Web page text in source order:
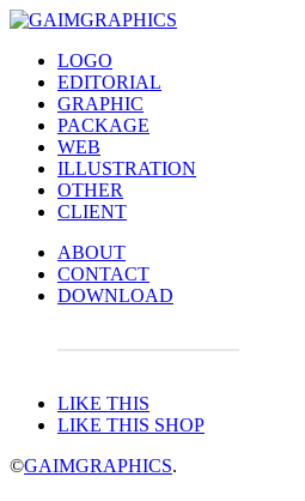
LOGO
EDITORIAL
GRAPHIC
PACKAGE
WEB
ILLUSTRATION
OTHER
CLIENT
ABOUT
CONTACT
DOWNLOAD
LIKE THIS
LIKE THIS SHOP
©GAIMGRAPHICS.